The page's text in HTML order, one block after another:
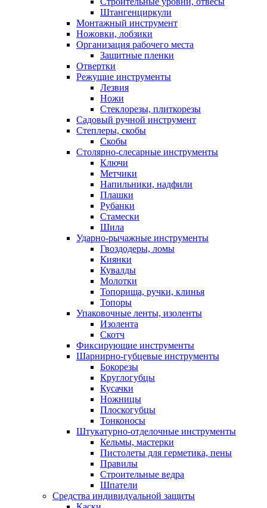
Штангенциркули
Монтажный инструмент
Ножовки, лобзики
Организация рабочего места
Защитные пленки
Отвертки
Режущие инструменты
Лезвия
Ножи
Стеклорезы, плиткорезы
Садовый ручной инструмент
Степлеры, скобы
Скобы
Столярно-слесарные инструменты
Ключи
Метчики
Напильники, надфили
Плашки
Рубанки
Стамески
Шила
Ударно-рычажные инструменты
Гвоздодеры, ломы
Киянки
Кувалды
Молотки
Топорища, ручки, клинья
Топоры
Упаковочные ленты, изоленты
Изолента
Скотч
Фиксирующие инструменты
Шарнирно-губцевые инструменты
Бокорезы
Круглогубцы
Кусачки
Ножницы
Плоскогубцы
Тонконосы
Штукатурно-отделочные инструменты
Кельмы, мастерки
Пистолеты для герметика, пены
Правилы
Строительные ведра
Шпатели
Средства индивидуальной защиты